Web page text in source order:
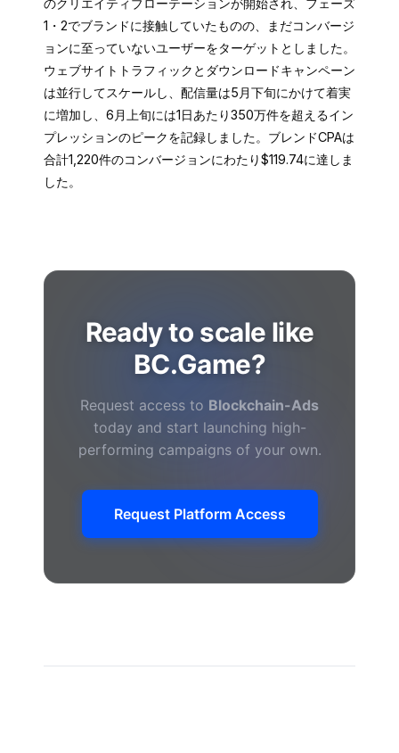
1・2でブランドに接触していたものの、まだコンバージ
ョンに至っていないユーザーをターゲットとしました。
ウェブサイトトラフィックとダウンロードキャンペーン
は並行してスケールし、配信量は5月下旬にかけて着実
に増加し、6月上旬には1日あたり350万件を超えるイン
プレッションのピークを記録しました。ブレンドCPAは
合計1,220件のコンバージョンにわたり$119.74に達しま
した。
Ready to scale like
BC.Game?
Request access to Blockchain-Ads
today and start launching high-
performing campaigns of your own.
Request Platform Access